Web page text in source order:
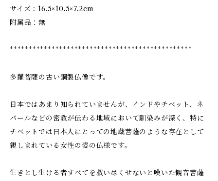
サイズ：16.5×10.5×7.2cm
附属品：無
************************************************
多羅菩薩の古い銅製仏像です。
日本ではあまり知られていませんが、インドやチベット、ネ
パールなどの密教が伝わる地域において馴染みが深く、特に
チベットでは日本人にとっての地蔵菩薩のような存在として
親しまれている女性の姿の仏様です。
生きとし生ける者すべてを救い尽くせないと嘆いた観音菩薩